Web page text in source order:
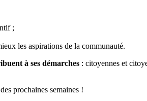
;
les aspirations de la communauté.
à ses démarches : citoyennes et
prochaines semaines !